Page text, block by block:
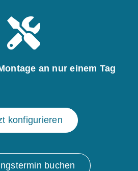
an nur einem Tag
konfigurieren
buchen